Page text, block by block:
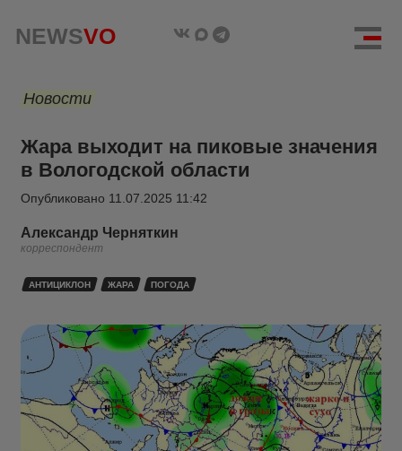
NEWSVO
Новости
Жара выходит на пиковые значения
в Вологодской области
Опубликовано 11.07.2025 11:42
Александр Черняткин
корреспондент
АНТИЦИКЛОН ЖАРА ПОГОДА